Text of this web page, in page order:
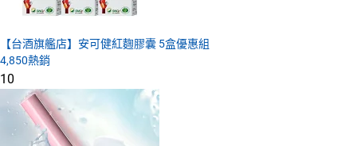
【台酒旗艦店】安可健紅麴膠囊 5盒優惠組
4,850熱銷
10